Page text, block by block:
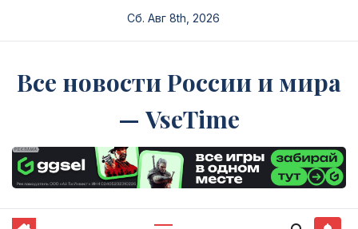
Сб. Авг 8th, 2026
Все новости России и мира
— VseTime